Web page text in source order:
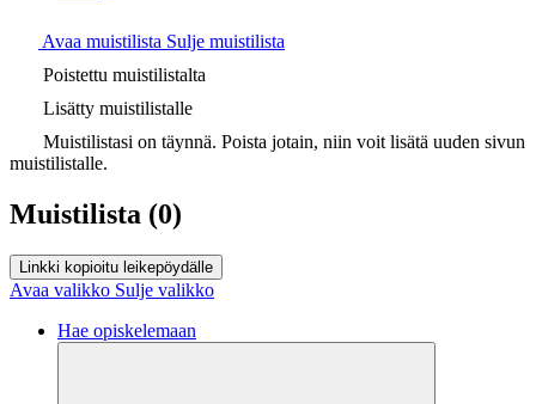
Avaa muistilista Sulje muistilista
Poistettu muistilistalta
Lisätty muistilistalle
Muistilistasi on täynnä. Poista jotain, niin voit lisätä uuden sivun
muistilistalle.
Muistilista (0)
Linkki kopioitu leikepöydälle
Avaa valikko Sulje valikko
Hae opiskelemaan